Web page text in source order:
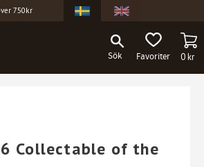
750kr
FAVORITER0kr
Collectable of the